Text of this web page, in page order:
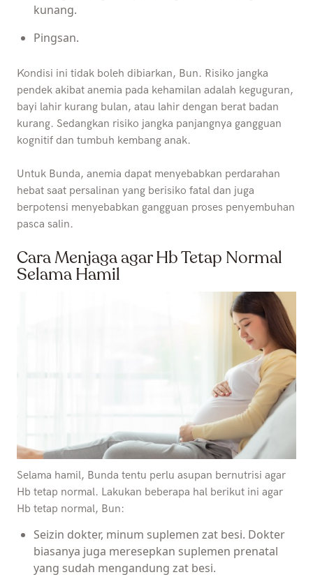
kunang.
Pingsan.
Kondisi ini tidak boleh dibiarkan, Bun. Risiko jangka
pendek akibat anemia pada kehamilan adalah keguguran,
bayi lahir kurang bulan, atau lahir dengan berat badan
kurang. Sedangkan risiko jangka panjangnya gangguan
kognitif dan tumbuh kembang anak.
Untuk Bunda, anemia dapat menyebabkan perdarahan
hebat saat persalinan yang berisiko fatal dan juga
berpotensi menyebabkan gangguan proses penyembuhan
pasca salin.
Cara Menjaga agar Hb Tetap Normal
Selama Hamil
Selama hamil, Bunda tentu perlu asupan bernutrisi agar
Hb tetap normal. Lakukan beberapa hal berikut ini agar
Hb tetap normal, Bun:
Seizin dokter, minum suplemen zat besi. Dokter
biasanya juga meresepkan suplemen prenatal
yang sudah mengandung zat besi.